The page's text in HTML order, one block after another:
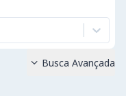
 Busca Avançada